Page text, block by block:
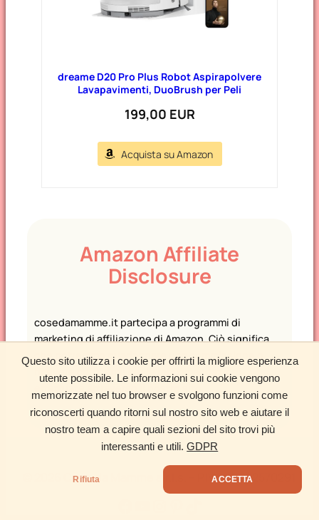
Questo sito utilizza i cookie per offrirti la migliore esperienza
utente possibile. Le informazioni sui cookie vengono
memorizzate nel tuo browser e svolgono funzioni come
riconoscerti quando ritorni sul nostro sito web e aiutare il
nostro team a capire quali sezioni del sito trovi più
interessanti e utili. GDPR
Rifiuta ACCETTA
dreame D20 Pro Plus Robot Aspirapolvere
Lavapavimenti, DuoBrush per Peli
199,00 EUR
Acquista su Amazon
Amazon Affiliate
Disclosure
cosedamamme.it partecipa a programmi di
marketing di affiliazione di Amazon. Ciò significa
che potremmo guadagnare una commissione o
ricevere compensi per le raccomandazioni
effettuate attraverso il nostro sito.
Informativa
2026 Cose da Mamme s.r.l.s. – P.IVA: 01552570291